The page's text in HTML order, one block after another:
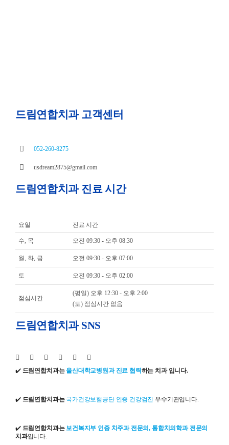
드림연합치과 고객센터
052-260-8275
usdream2875@gmail.com
드림연합치과 진료 시간
요일 진료 시간
수, 목 오전 09:30 - 오후 08:30
월, 화, 금 오전 09:30 - 오후 07:00
토 오전 09:30 - 오후 02:00
점심시간
(평일) 오후 12:30 - 오후 2:00
(토) 점심시간 없음
드림연합치과 SNS
✔️ 드림연합치과는 울산대학교병원과 진료 협력하는 치과 입니다.
✔️ 드림연합치과는 국가건강보험공단 인증 건강검진 우수기관입니다.
✔️ 드림연합치과는보건복지부 인증 치주과 전문의, 통합치의학과 전문의
치과입니다.